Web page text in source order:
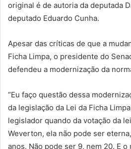
original é de autoria da deputada
deputado Eduardo Cunha.
Apesar das críticas de que a
Ficha Limpa, o presidente do
defendeu a modernização da
“Eu faço questão dessa
da legislação da Lei da Ficha
legislador quando da votação da
Weverton, ela não pode ser
anos. Não pode ser 9, nem 20. E o